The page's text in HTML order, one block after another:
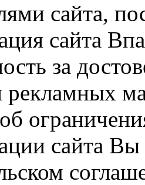
сайта,
сайта
за
сайта Вы